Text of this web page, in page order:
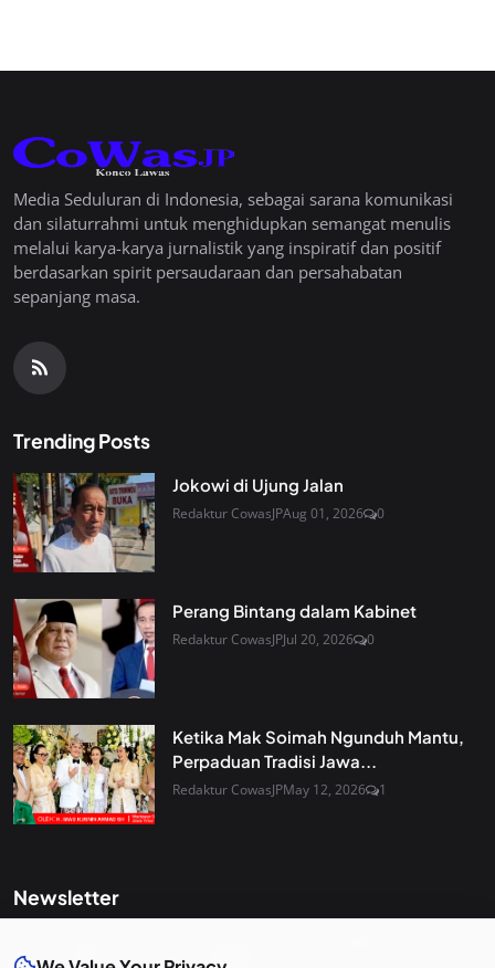
Media Seduluran di Indonesia, sebagai sarana komunikasi
dan silaturrahmi untuk menghidupkan semangat menulis
melalui karya-karya jurnalistik yang inspiratif dan positif
berdasarkan spirit persaudaraan dan persahabatan
sepanjang masa.
Trending Posts
Jokowi di Ujung Jalan
Redaktur CowasJPAug 01, 2026 0
Perang Bintang dalam Kabinet
Redaktur CowasJPJul 20, 2026 0
Ketika Mak Soimah Ngunduh Mantu,
Perpaduan Tradisi Jawa...
Redaktur CowasJPMay 12, 2026 1
Newsletter